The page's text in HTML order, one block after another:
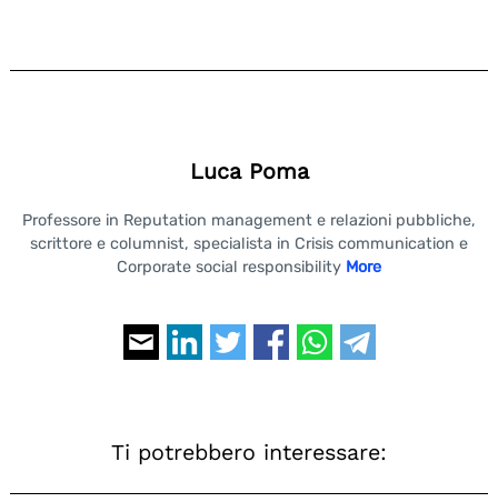
Luca Poma
Professore in Reputation management e relazioni pubbliche,
scrittore e columnist, specialista in Crisis communication e
Corporate social responsibility More
Ti potrebbero interessare: